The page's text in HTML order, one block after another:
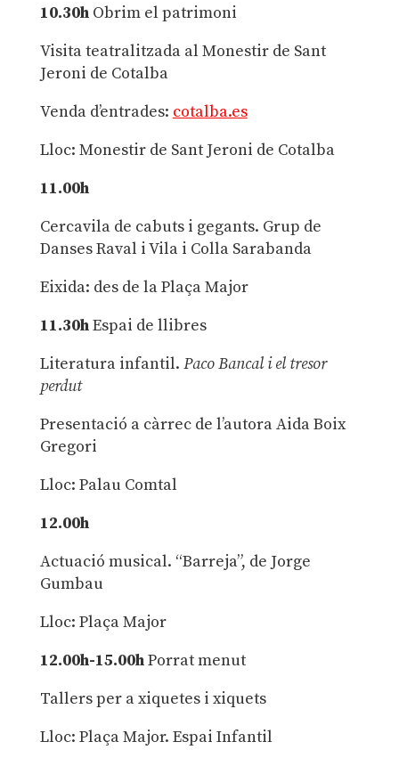
10.30hObrim el patrimoni
Visita teatralitzada al Monestir de Sant
Jeroni de Cotalba
Venda d’entrades: cotalba.es
Lloc: Monestir de Sant Jeroni de Cotalba
11.00h
Cercavila de cabuts i gegants. Grup de
Danses Raval i Vila i Colla Sarabanda
Eixida: des de la Plaça Major
11.30hEspai de llibres
Literatura infantil. Paco Bancal i el tresor
perdut
Presentació a càrrec de l’autora Aida Boix
Gregori
Lloc: Palau Comtal
12.00h
Actuació musical. “Barreja”, de Jorge
Gumbau
Lloc: Plaça Major
12.00h-15.00hPorrat menut
Tallers per a xiquetes i xiquets
Lloc: Plaça Major. Espai Infantil